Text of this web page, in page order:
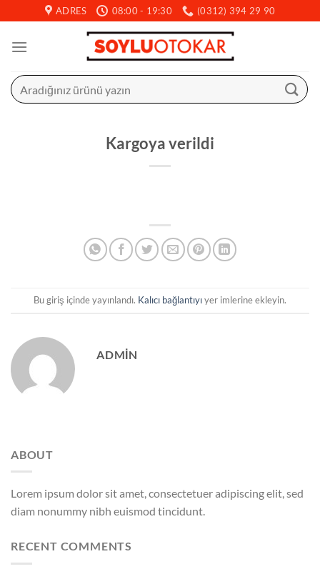
atla
ADRES 08:00 - 19:30 (0312) 394 29 90
Ara:
Kargoya verildi
Bu giriş içinde yayınlandı. Kalıcı bağlantıyıyer imlerine ekleyin.
ADMIN
ABOUT
Lorem ipsum dolor sit amet, consectetuer adipiscing elit, sed
diam nonummy nibh euismod tincidunt.
RECENT COMMENTS